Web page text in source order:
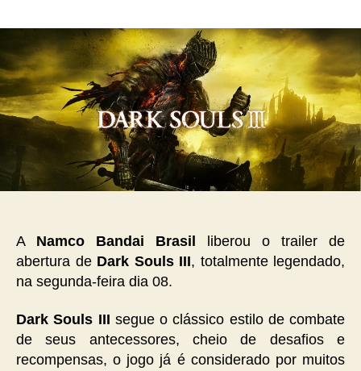
A Namco Bandai Brasil liberou o trailer de
abertura de Dark Souls III, totalmente legendado,
na segunda-feira dia 08.
Dark Souls III segue o clássico estilo de combate
de seus antecessores, cheio de desafios e
recompensas, o jogo já é considerado por muitos